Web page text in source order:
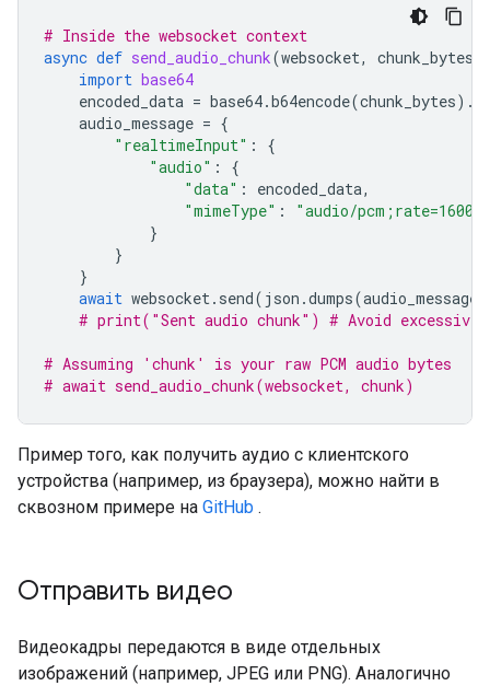
# Inside the websocket context
async def send_audio_chunk(websocket, chunk_bytes
import base64
encoded_data = base64.b64encode(chunk_bytes) .
audio_message = {
"realtimeInput" :
{
"audio" :
{
"data" : encoded_data,
"mimeType" :
"audio/
}
}
}
await websocket. send( json .dumps(audio_message
# print("Sent audio chunk") # Avoid excessive
# Assuming 'chunk' is your raw PCM audio bytes
# await send_audio_chunk(websocket, chunk)
Пример того, как получить аудио с клиентского
устройства (например, из браузера), можно найти в
сквозном примере на GitHub .
Отправить видео
Видеокадры передаются в виде отдельных
изображений (например, JPEG или PNG). Аналогично